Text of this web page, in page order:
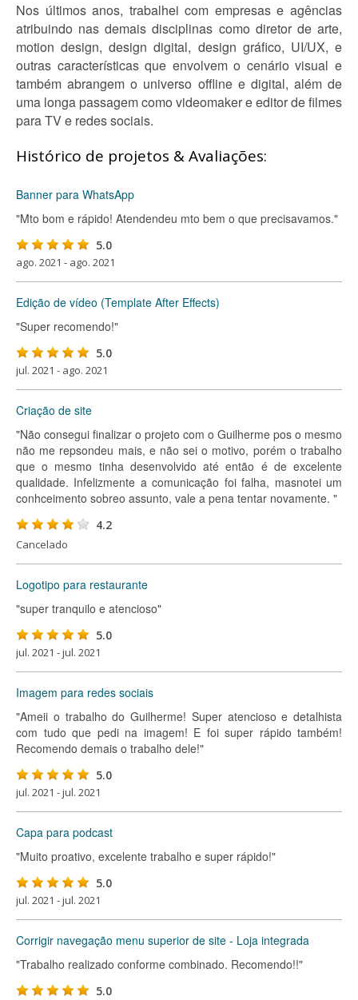
Nos últimos anos, trabalhei com empresas e agências
atribuindo nas demais disciplinas como diretor de arte,
motion design, design digital, design gráfico, UI/UX, e
outras características que envolvem o cenário visual e
também abrangem o universo offline e digital, além de
uma longa passagem como videomaker e editor de filmes
para TV e redes sociais.
Histórico de projetos & Avaliações:
Banner para WhatsApp
"Mto bom e rápido! Atendendeu mto bem o que precisavamos."
5.0
ago. 2021 - ago. 2021
Edição de vídeo (Template After Effects)
"Super recomendo!"
5.0
jul. 2021 - ago. 2021
Criação de site
"Não consegui finalizar o projeto com o Guilherme pos o mesmo
não me repsondeu mais, e não sei o motivo, porém o trabalho
que o mesmo tinha desenvolvido até então é de excelente
qualidade. Infelizmente a comunicação foi falha, masnotei um
conhceimento sobreo assunto, vale a pena tentar novamente. "
4.2
Cancelado
Logotipo para restaurante
"super tranquilo e atencioso"
5.0
jul. 2021 - jul. 2021
Imagem para redes sociais
"Ameii o trabalho do Guilherme! Super atencioso e detalhista
com tudo que pedi na imagem! E foi super rápido também!
Recomendo demais o trabalho dele!"
5.0
jul. 2021 - jul. 2021
Capa para podcast
"Muito proativo, excelente trabalho e super rápido!"
5.0
jul. 2021 - jul. 2021
Corrigir navegação menu superior de site - Loja integrada
"Trabalho realizado conforme combinado. Recomendo!!"
5.0